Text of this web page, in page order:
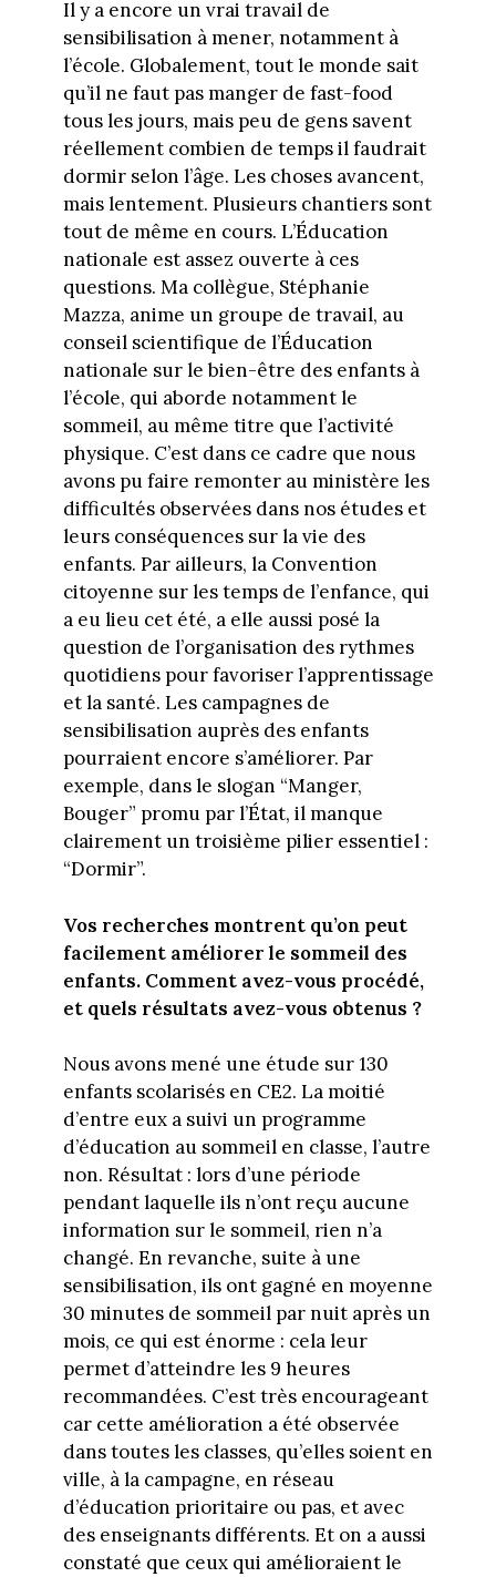
Il y a encore un vrai travail de
sensibilisation à mener, notamment à
l’école. Globalement, tout le monde sait
qu’il ne faut pas manger de fast-food
tous les jours, mais peu de gens savent
réellement combien de temps il faudrait
dormir selon l’âge. Les choses avancent,
mais lentement. Plusieurs chantiers sont
tout de même en cours. L’Éducation
nationale est assez ouverte à ces
questions. Ma collègue, Stéphanie
Mazza, anime un groupe de travail, au
conseil scientifique de l’Éducation
nationale sur le bien-être des enfants à
l’école, qui aborde notamment le
sommeil, au même titre que l’activité
physique. C’est dans ce cadre que nous
avons pu faire remonter au ministère les
difficultés observées dans nos études et
leurs conséquences sur la vie des
enfants. Par ailleurs, la Convention
citoyenne sur les temps de l’enfance, qui
a eu lieu cet été, a elle aussi posé la
question de l’organisation des rythmes
quotidiens pour favoriser l’apprentissage
et la santé. Les campagnes de
sensibilisation auprès des enfants
pourraient encore s’améliorer. Par
exemple, dans le slogan “Manger,
Bouger” promu par l’État, il manque
clairement un troisième pilier essentiel :
“Dormir”.
Vos recherches montrent qu’on peut
facilement améliorer le sommeil des
enfants. Comment avez-vous procédé,
et quels résultats avez-vous obtenus ?
Nous avons mené une étude sur 130
enfants scolarisés en CE2. La moitié
d’entre eux a suivi un programme
d’éducation au sommeil en classe, l’autre
non. Résultat : lors d’une période
pendant laquelle ils n’ont reçu aucune
information sur le sommeil, rien n’a
changé. En revanche, suite à une
sensibilisation, ils ont gagné en moyenne
30 minutes de sommeil par nuit après un
mois, ce qui est énorme : cela leur
permet d’atteindre les 9 heures
recommandées. C’est très encourageant
car cette amélioration a été observée
dans toutes les classes, qu’elles soient en
ville, à la campagne, en réseau
d’éducation prioritaire ou pas, et avec
des enseignants différents. Et on a aussi
constaté que ceux qui amélioraient le